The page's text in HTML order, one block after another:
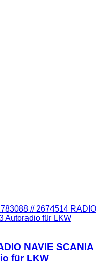
// 2674514 RADIO
Autoradio für LKW
NAVIE SCANIA
für LKW